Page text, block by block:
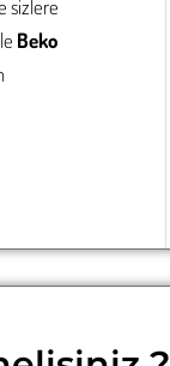
sizlere
Beko